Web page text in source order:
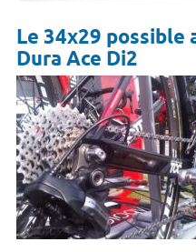
Le 34x29 possible
Dura Ace Di2